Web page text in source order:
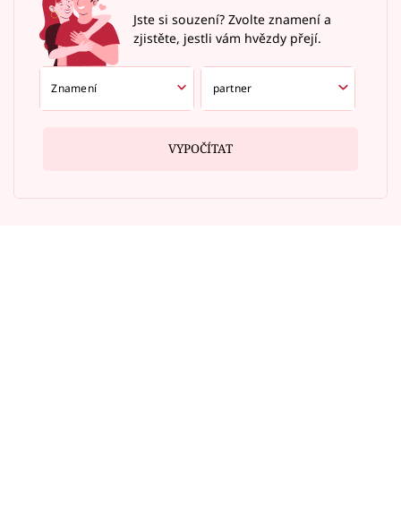
Jste si souzení? Zvolte znamení a
zjistěte, jestli vám hvězdy přejí.
VYPOČÍTAT